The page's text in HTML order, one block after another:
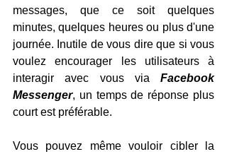
messages, que ce soit quelques
minutes, quelques heures ou plus d'une
journée. Inutile de vous dire que si vous
voulez encourager les utilisateurs à
interagir avec vous via
Facebook
Messenger, un temps de réponse plus
court est préférable.
Vous pouvez même vouloir cibler la